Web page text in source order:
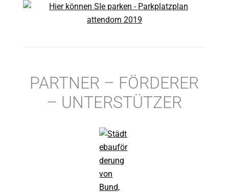
PARTNER – FÖRDERER
– UNTERSTÜTZER